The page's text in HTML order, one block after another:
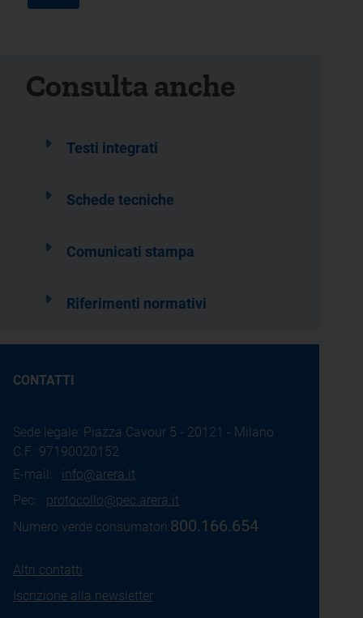
Consulta anche
Testi integrati
Schede tecniche
Comunicati stampa
Riferimenti normativi
CONTATTI
Sede legale: Piazza Cavour 5 - 20121 - Milano
C.F.: 97190020152
E-mail: info@arera.it
Pec: protocollo@pec.arera.it
Numero verde consumatori:800.166.654
Altri contatti
Iscrizione alla newsletter